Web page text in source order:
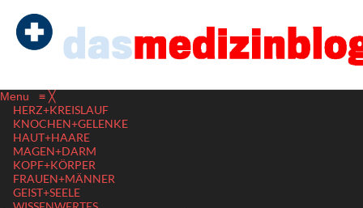
Menu ≡ ╳
HERZ+KREISLAUF
KNOCHEN+GELENKE
HAUT+HAARE
MAGEN+DARM
KOPF+KÖRPER
FRAUEN+MÄNNER
GEIST+SEELE